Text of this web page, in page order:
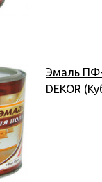
Эмаль ПФ-
DEKOR